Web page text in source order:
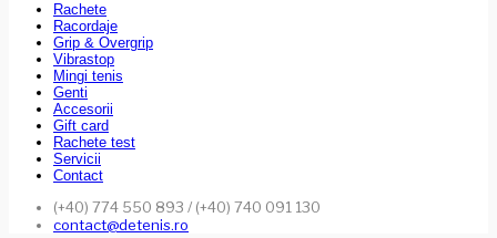
Rachete
Racordaje
Grip & Overgrip
Vibrastop
Mingi tenis
Genti
Accesorii
Gift card
Rachete test
Servicii
Contact
(+40) 774 550 893 / (+40) 740 091 130
contact@detenis.ro